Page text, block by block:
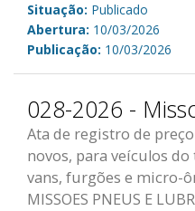
Situação: Publicado
Abertura: 10/03/2026
Publicação: 10/03/2026
028-2026 -
Ata de registro de
novos, para veículos
vans, furgões e micro-
MISSOES PNEUS E